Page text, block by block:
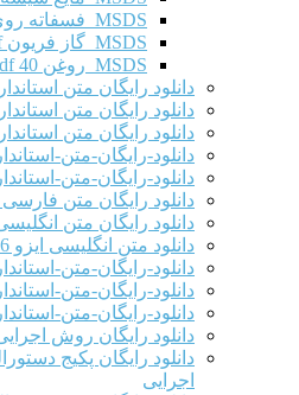
MSDS فسفاته روی pdf
MSDS گاز فریون pdf
MSDS روغن 40 pdf
دانلود رایگان متن استاندارد ایزو ۹۰۰۱
دانلود رایگان متن استاندارد ایزو
دانلود رایگان متن استاندارد ایزو
دانلود-رایگان-متن-استاندارد-
دانلود-رایگان-متن-استاندارد-
دانلود رایگان متن فارسی
دانلود رایگان متن انگلیسی
دانلود متن انگلیسی ایزو 22716
دانلود-رایگان-متن-استاندارد-
دانلود-رایگان-متن-استاندارد-
دانلود-رایگان-متن-استاندارد-
دانلود رایگان روش
دانلود رایگان پکیج
اجرایی